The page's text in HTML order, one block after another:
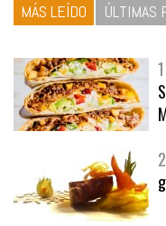
MÁS LEÍDO ÚLTIMAS
1
2